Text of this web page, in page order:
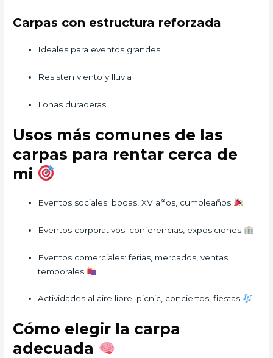
Carpas con estructura reforzada
Ideales para eventos grandes
Resisten viento y lluvia
Lonas duraderas
Usos más comunes de las
carpas para rentar cerca de
mi
Eventos sociales: bodas, XV años, cumpleaños
Eventos corporativos: conferencias, exposiciones
Eventos comerciales: ferias, mercados, ventas
temporales
Actividades al aire libre: picnic, conciertos, fiestas
Cómo elegir la carpa
adecuada